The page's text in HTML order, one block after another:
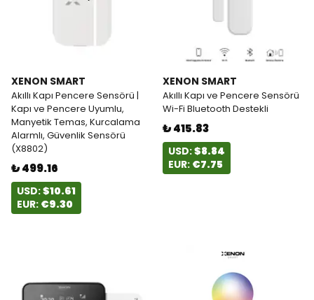
XENON SMART
Akıllı Kapı Pencere Sensörü |
Kapı ve Pencere Uyumlu,
Manyetik Temas, Kurcalama
Alarmlı, Güvenlik Sensörü
(X8802)
₺ 499.16
USD:$10.61
EUR: €9.30
XENON SMART
Akıllı Kapı ve Pencere Sensörü
Wi-Fi Bluetooth Destekli
₺ 415.83
USD:$8.84
EUR: €7.75